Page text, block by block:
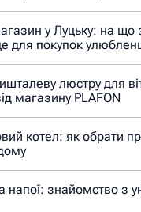
у Луцьку: на що
для покупок
люстру для
магазину PLAFON
котел: як обрати
напої: знайомство з